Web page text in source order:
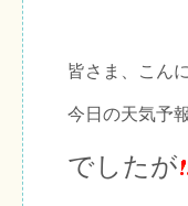
皆さま、こん
今日の天気予
でしたが